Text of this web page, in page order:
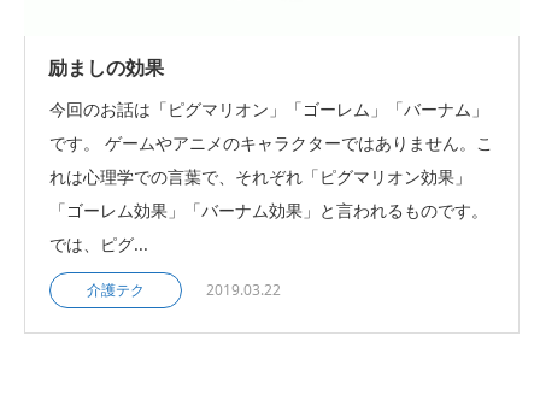
励ましの効果
今回のお話は「ピグマリオン」「ゴーレム」「バーナム」
です。 ゲームやアニメのキャラクターではありません。こ
れは心理学での言葉で、それぞれ「ピグマリオン効果」
「ゴーレム効果」「バーナム効果」と言われるものです。
では、ピグ...
介護テク 2019.03.22